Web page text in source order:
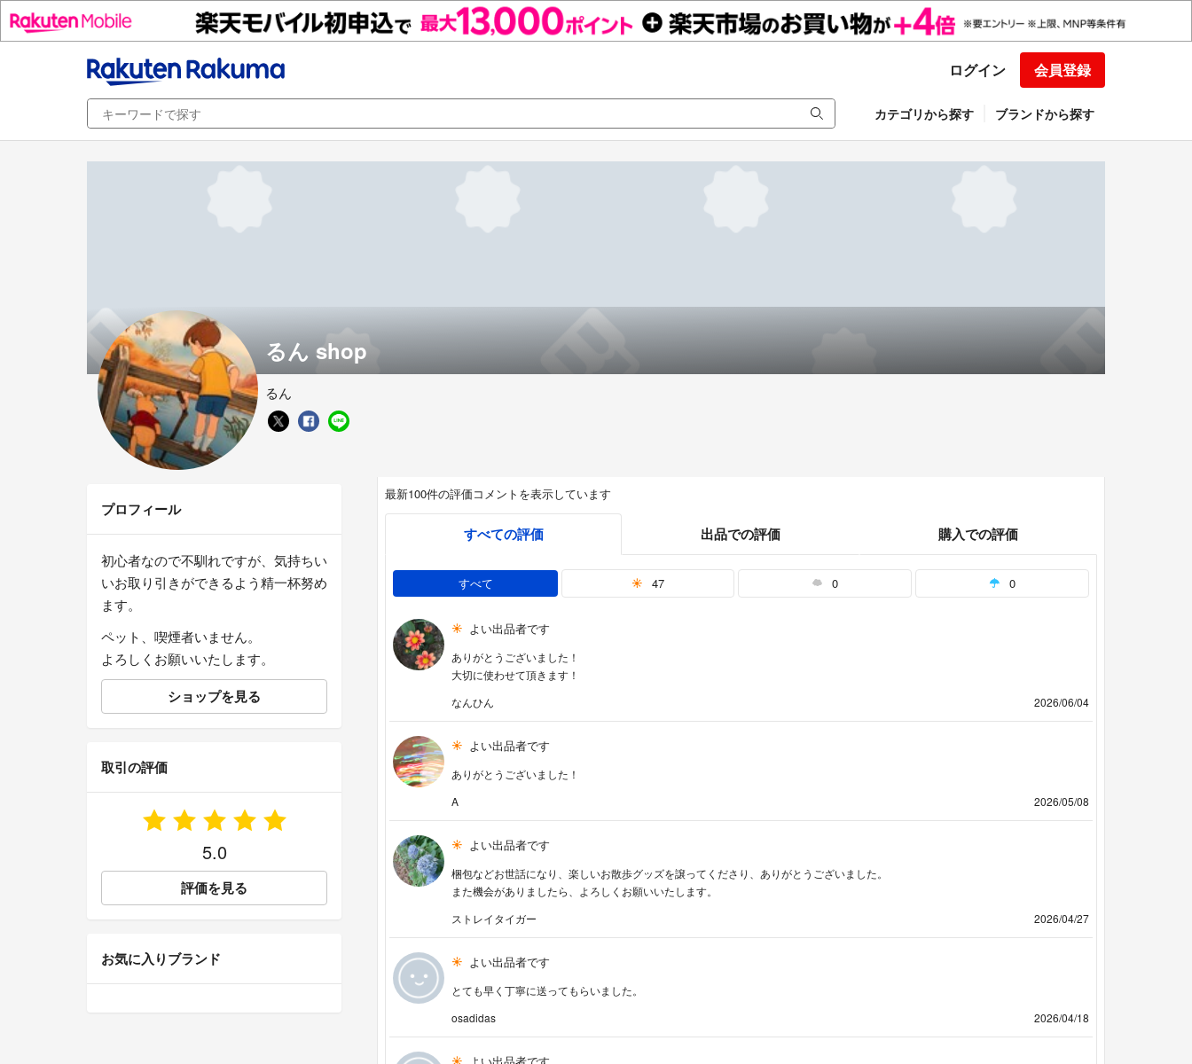
ログイン 会員登録
カテゴリから探す ブランドから探す
るん shop
るん
最新100件の評価コメントを表示しています
すべての評価 出品での評価 購入での評価
すべて 47 0 0
よい出品者です
ありがとうございました！
大切に使わせて頂きます！
なんひん
2026/06/04
よい出品者です
ありがとうございました！
A
2026/05/08
よい出品者です
梱包などお世話になり、楽しいお散歩グッズを譲ってくださり、ありがとうございました。
また機会がありましたら、よろしくお願いいたします。
ストレイタイガー
2026/04/27
よい出品者です
とても早く丁寧に送ってもらいました。
osadidas
2026/04/18
プロフィール
初心者なので不馴れですが、気持ちい
いお取り引きができるよう精一杯努め
ます。
ペット、喫煙者いません。
よろしくお願いいたします。
ショップを見る
取引の評価
5.0
評価を見る
お気に入りブランド